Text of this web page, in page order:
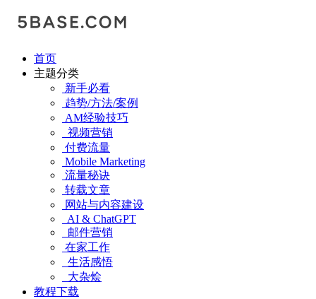
首页
主题分类
新手必看
趋势/方法/案例
AM经验技巧
视频营销
付费流量
Mobile Marketing
流量秘诀
转载文章
网站与内容建设
AI & ChatGPT
邮件营销
在家工作
生活感悟
大杂烩
教程下载